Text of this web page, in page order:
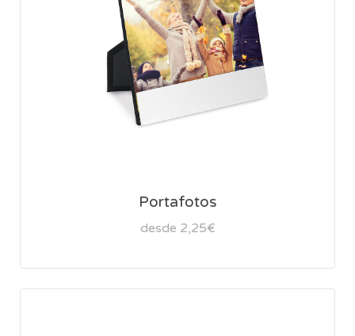
Portafotos
desde 2,25€